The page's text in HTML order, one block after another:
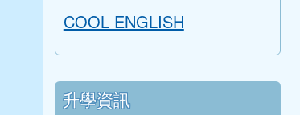
COOL ENGLISH
升學資訊